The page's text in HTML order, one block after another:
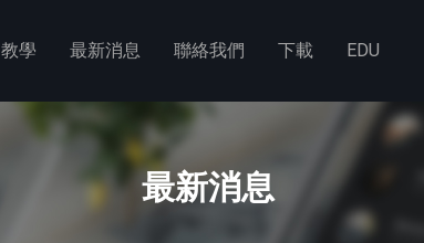
教學 最新消息 聯絡我們 下載 EDU
最新消息